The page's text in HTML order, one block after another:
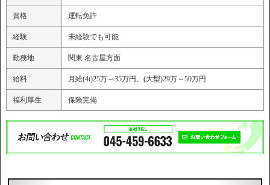
資格 運転免許
経験 未経験でも可能
勤務地 関東 名古屋方面
給料 月給(4t)25万～35万円、(大型)29万～50万円
福利厚生 保険完備